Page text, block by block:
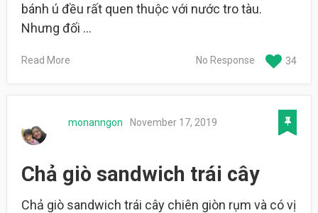
bánh ú đều rất quen thuộc với nước tro tàu.
Nhưng đối …
Read More 34
No Response
monanngon November 17, 2019
Chả giò sandwich trái cây
Chả giò sandwich trái cây chiên giòn rụm và có vị